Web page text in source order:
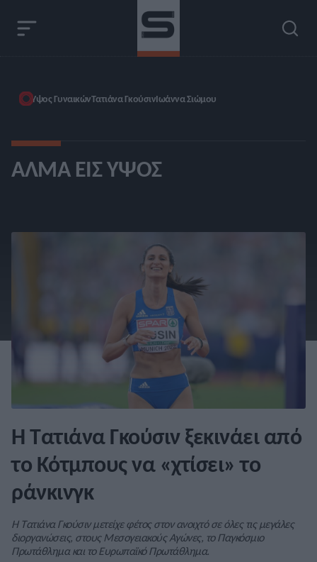
Ύψος ΓυναικώνΤατιάνα ΓκούσινΙωάννα Σιώμου
ΆΛΜΑ ΕΙΣ ΎΨΟΣ
Η Τατιάνα Γκούσιν ξεκινάει από
το Κότμπους να «χτίσει» το
ράνκινγκ
Η Τατιάνα Γκούσιν μετείχε φέτος στον ανοιχτό σε όλες τις μεγάλες
διοργανώσεις, στους Μεσογειακούς Αγώνες, το Παγκόσμιο
Πρωτάθλημα και το Ευρωπαϊκό Πρωτάθλημα.